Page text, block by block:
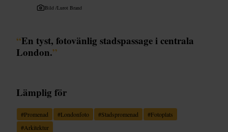
Bild /Lurot Brand
“En tyst, fotovänlig stadspassage i centrala
London.”
Lämplig för
#Promenad #Londonfoto #Stadspromenad #Fotoplats
#Arkitektur